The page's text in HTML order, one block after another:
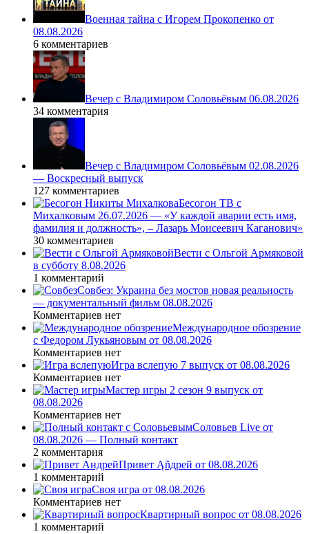
Военная тайна с Игорем Прокопенко от
08.08.2026
6 комментариев
Вечер с Владимиром Соловьёвым 06.08.2026
34 комментария
Вечер с Владимиром Соловьёвым 02.08.2026
— Воскресный выпуск
127 комментариев
Бесогон ТВ с
Михалковым 26.07.2026 — «У каждой аварии есть имя,
фамилия и должность», – Лазарь Моисеевич Каганович»
30 комментариев
Вести с Ольгой Армяковой
в субботу 8.08.2026
1 комментарий
Совбез: Украина без мостов новая реальность
— документальный фильм 08.08.2026
Комментариев нет
Международное обозрение
с Федором Лукьяновым от 08.08.2026
Комментариев нет
Игра вслепую 7 выпуск от 08.08.2026
Комментариев нет
Мастер игры 2 сезон 9 выпуск от
08.08.2026
Комментариев нет
Соловьев Live от
08.08.2026 — Полный контакт
2 комментария
Привет Ąñдpей от 08.08.2026
1 комментарий
Своя игра от 08.08.2026
Комментариев нет
Квартирный вопрос от 08.08.2026
1 комментарий